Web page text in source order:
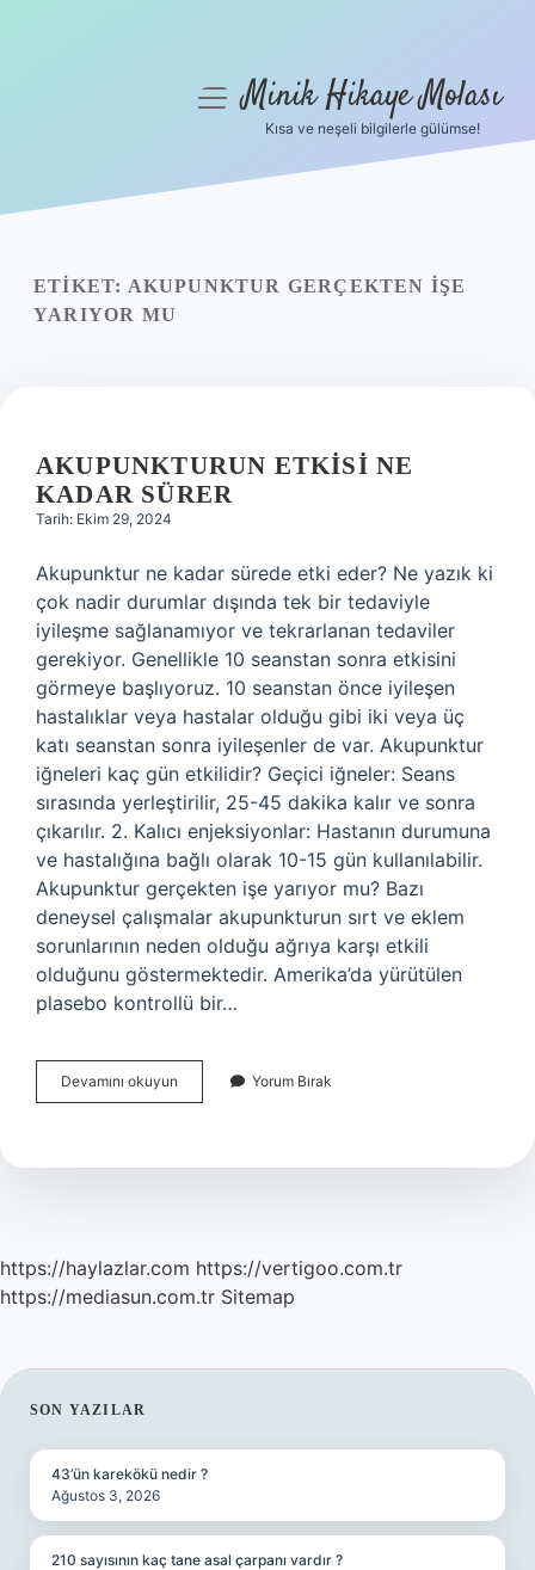
Yasal Uyarı
menüyüMinik Hikaye Molası
Kısa ve neşeli bilgilerle gülümse!
ETIKET: AKUPUNKTUR GERÇEKTEN IŞE
YARIYOR MU
AKUPUNKTURUN ETKISI NE
KADAR SÜRER
Tarih: Ekim 29, 2024
Akupunktur ne kadar sürede etki eder? Ne yazık ki
çok nadir durumlar dışında tek bir tedaviyle
iyileşme sağlanamıyor ve tekrarlanan tedaviler
gerekiyor. Genellikle 10 seanstan sonra etkisini
görmeye başlıyoruz. 10 seanstan önce iyileşen
hastalıklar veya hastalar olduğu gibi iki veya üç
katı seanstan sonra iyileşenler de var. Akupunktur
iğneleri kaç gün etkilidir? Geçici iğneler: Seans
sırasında yerleştirilir, 25-45 dakika kalır ve sonra
çıkarılır. 2. Kalıcı enjeksiyonlar: Hastanın durumuna
ve hastalığına bağlı olarak 10-15 gün kullanılabilir.
Akupunktur gerçekten işe yarıyor mu? Bazı
deneysel çalışmalar akupunkturun sırt ve eklem
sorunlarının neden olduğu ağrıya karşı etkili
olduğunu göstermektedir. Amerika’da yürütülen
plasebo kontrollü bir…
Devamını okuyun Akupunkturun
Etkisi
Sürer
Yorum Bırak
https://haylazlar.com https://vertigoo.com.tr
https://mediasun.com.tr Sitemap
SIDEBAR
SON YAZILAR
43’ün karekökü nedir ?
Ağustos 3, 2026
210 sayısının kaç tane asal çarpanı vardır ?